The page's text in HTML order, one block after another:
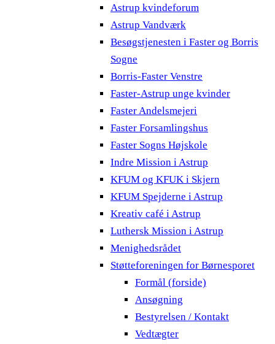
Astrup kvindeforum
Astrup Vandværk
Besøgstjenesten i Faster og Borris
Sogne
Borris-Faster Venstre
Faster-Astrup unge kvinder
Faster Andelsmejeri
Faster Forsamlingshus
Faster Sogns Højskole
Indre Mission i Astrup
KFUM og KFUK i Skjern
KFUM Spejderne i Astrup
Kreativ café i Astrup
Luthersk Mission i Astrup
Menighedsrådet
Støtteforeningen for Børnesporet
Formål (forside)
Ansøgning
Bestyrelsen / Kontakt
Vedtægter